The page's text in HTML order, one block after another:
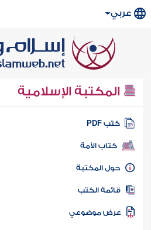
عربي
المكتبة الإسلامية
كتب PDF
كتاب الأمة
المكتبة
الكتب